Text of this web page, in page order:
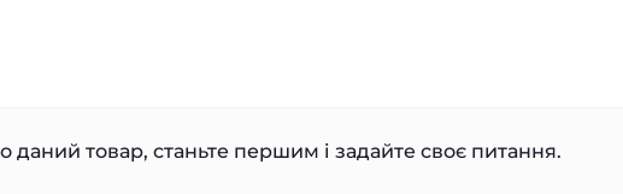
даний товар, станьте першим і задайте своє питання.